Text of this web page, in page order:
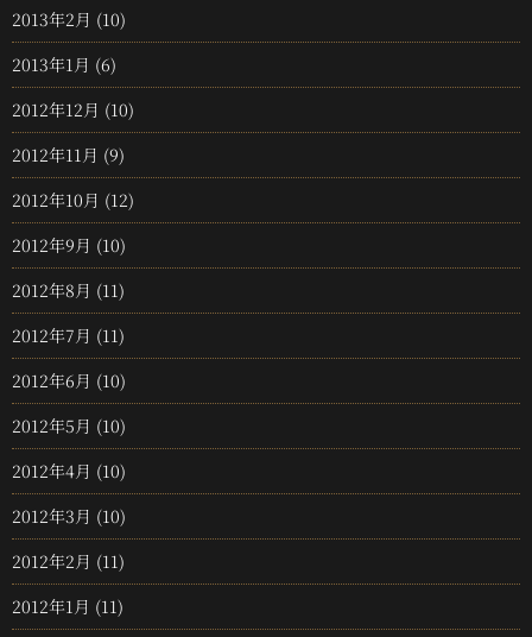
2013年2月 (10)
2013年1月 (6)
2012年12月 (10)
2012年11月 (9)
2012年10月 (12)
2012年9月 (10)
2012年8月 (11)
2012年7月 (11)
2012年6月 (10)
2012年5月 (10)
2012年4月 (10)
2012年3月 (10)
2012年2月 (11)
2012年1月 (11)